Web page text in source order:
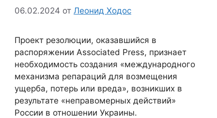
06.02.2024 от Леонид Ходос
Проект резолюции, оказавшийся в
распоряжении Associated Press, признает
необходимость создания «международного
механизма репараций для возмещения
ущерба, потерь или вреда», возникших в
результате «неправомерных действий»
России в отношении Украины.